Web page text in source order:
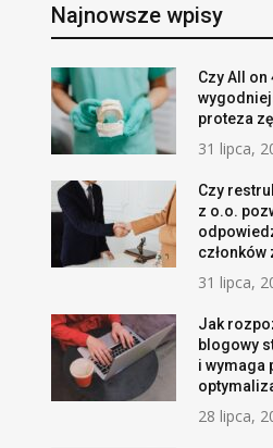
Najnowsze wpisy
Czy All on
proteza
31 lipca,
Czy
z o.o.
członków
31 lipca,
Jak
blogowy
i wymaga
28 lipca,